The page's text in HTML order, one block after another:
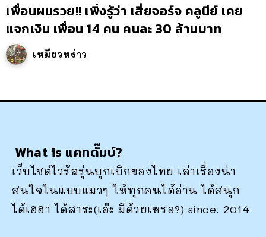
เพื่อนผมรวย!! เพิ่งรู้ว่า เสี่ยจอร์จ คลูนีย์ เคย
แจกเงิน เพื่อน 14 คน คนละ 30 ล้านบาท
เหมียวหง่าว
What is แคทดั๊มบ์?
เว็บไซต์ไวรัลรุ่นบุกเบิกของไทย เล่าเรื่องน่า
สนใจในแบบแมวๆ ให้ทุกคนได้อ่าน ได้สนุก
ได้เฮฮา ได้สาระ(เอ๊ะ มีด้วยเหรอ?) since. 2014